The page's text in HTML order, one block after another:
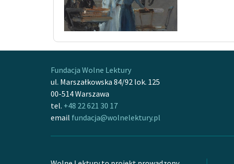
Fundacja Wolne Lektury
ul. Marszałkowska 84/92 lok. 125
00-514 Warszawa
tel. +48 22 621 30 17
email fundacja@wolnelektury.pl